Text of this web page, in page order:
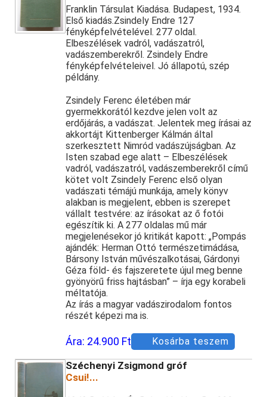
Franklin Társulat Kiadása. Budapest, 1934.
Első kiadás.Zsindely Endre 127
fényképfelvételével. 277 oldal.
Elbeszélések vadról, vadászatról,
vadászemberekről. Zsindely Endre
fényképfelvételeivel. Jó állapotú, szép
példány.
Zsindely Ferenc életében már
gyermekkorától kezdve jelen volt az
erdőjárás, a vadászat. Jelentek meg írásai az
akkortájt Kittenberger Kálmán által
szerkesztett Nimród vadászújságban. Az
Isten szabad ege alatt – Elbeszélések
vadról, vadászatról, vadászemberekről című
kötet volt Zsindely Ferenc első olyan
vadászati témájú munkája, amely könyv
alakban is megjelent, ebben is szerepet
vállalt testvére: az írásokat az ő fotói
egészítik ki. A 277 oldalas mű már
megjelenésekor jó kritikát kapott: „Pompás
ajándék: Herman Ottó természetimádása,
Bársony István művészalkotásai, Gárdonyi
Géza föld- és fajszeretete újul meg benne
gyönyörű friss hajtásban” – írja egy korabeli
méltatója.
Az írás a magyar vadászirodalom fontos
részét képezi ma is.
Ára: 24.900 Ft Kosárba teszem
Széchenyi Zsigmond gróf
Csui!...